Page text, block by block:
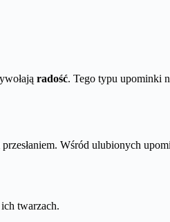
radość. Tego typu upominki
Wśród ulubionych
twarzach.